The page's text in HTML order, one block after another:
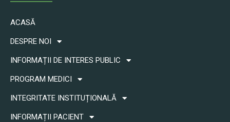
ACASĂ
DESPRE NOI
INFORMAȚII DE INTERES PUBLIC
PROGRAM MEDICI
INTEGRITATE INSTITUȚIONALĂ
INFORMAȚII PACIENT